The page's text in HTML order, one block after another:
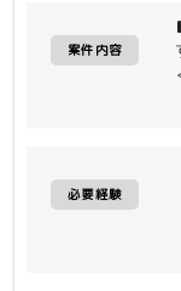
案件内容
必要経験